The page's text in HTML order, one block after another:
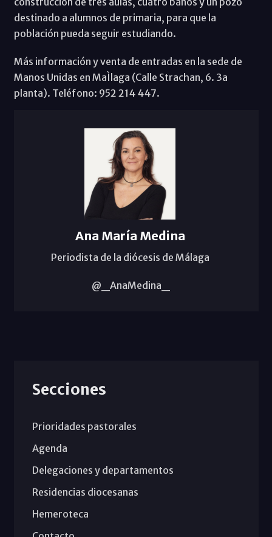
destinado a alumnos de primaria, para que la
población pueda seguir estudiando.
Más información y venta de entradas en la sede de
Manos Unidas en MaÌlaga (Calle Strachan, 6. 3a
planta). Teléfono: 952 214 447.
Ana María Medina
Periodista de la diócesis de Málaga
@_AnaMedina_
Secciones
Prioridades pastorales
Agenda
Delegaciones y departamentos
Residencias diocesanas
Hemeroteca